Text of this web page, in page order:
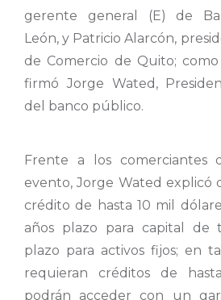
gerente general (E) de
León, y Patricio Alarcón,
de Comercio de Quito;
firmó Jorge Wated,
del banco público.
Frente a los comerciantes
evento, Jorge Wated explicó
crédito de hasta 10 mil
años plazo para capital de
plazo para activos fijos; en
requieran créditos de
podrán acceder con un